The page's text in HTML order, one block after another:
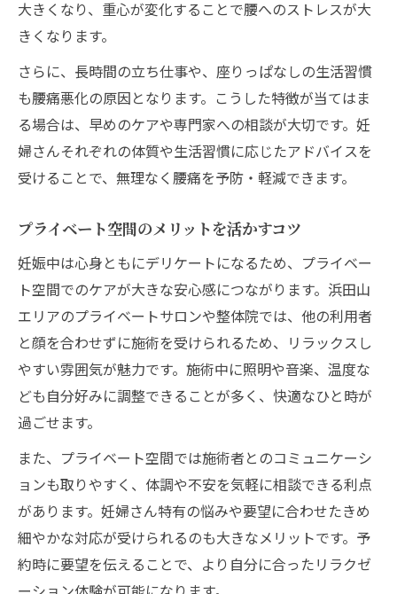
大きくなり、重心が変化することで腰へのストレスが大
きくなります。
さらに、長時間の立ち仕事や、座りっぱなしの生活習慣
も腰痛悪化の原因となります。こうした特徴が当てはま
る場合は、早めのケアや専門家への相談が大切です。妊
婦さんそれぞれの体質や生活習慣に応じたアドバイスを
受けることで、無理なく腰痛を予防・軽減できます。
プライベート空間のメリットを活かすコツ
妊娠中は心身ともにデリケートになるため、プライベー
ト空間でのケアが大きな安心感につながります。浜田山
エリアのプライベートサロンや整体院では、他の利用者
と顔を合わせずに施術を受けられるため、リラックスし
やすい雰囲気が魅力です。施術中に照明や音楽、温度な
ども自分好みに調整できることが多く、快適なひと時が
過ごせます。
また、プライベート空間では施術者とのコミュニケーシ
ョンも取りやすく、体調や不安を気軽に相談できる利点
があります。妊婦さん特有の悩みや要望に合わせたきめ
細やかな対応が受けられるのも大きなメリットです。予
約時に要望を伝えることで、より自分に合ったリラクゼ